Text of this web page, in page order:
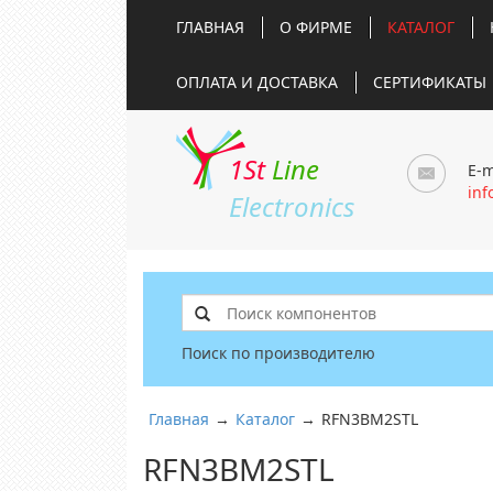
ГЛАВНАЯ О ФИРМЕ КАТАЛОГ
ОПЛАТА И ДОСТАВКА СЕРТИФИКАТЫ
1St Line
Electronics
E-
Поиск по производителю
Главная → Каталог → RFN3BM2STL
RFN3BM2STL